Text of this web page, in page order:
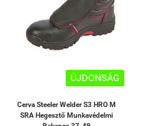
ÚJDONSÁG
Cerva Steeler Welder S3 HRO M
SRA Hegesztő Munkavédelmi